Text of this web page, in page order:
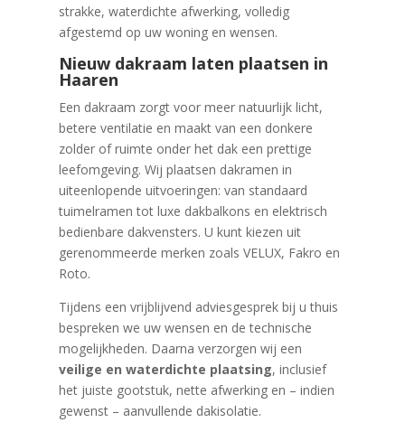
strakke, waterdichte afwerking, volledig
afgestemd op uw woning en wensen.
Nieuw dakraam laten plaatsen in
Haaren
Een dakraam zorgt voor meer natuurlijk licht,
betere ventilatie en maakt van een donkere
zolder of ruimte onder het dak een prettige
leefomgeving. Wij plaatsen dakramen in
uiteenlopende uitvoeringen: van standaard
tuimelramen tot luxe dakbalkons en elektrisch
bedienbare dakvensters. U kunt kiezen uit
gerenommeerde merken zoals VELUX, Fakro en
Roto.
Tijdens een vrijblijvend adviesgesprek bij u thuis
bespreken we uw wensen en de technische
mogelijkheden. Daarna verzorgen wij een
veilige en waterdichte plaatsing, inclusief
het juiste gootstuk, nette afwerking en – indien
gewenst – aanvullende dakisolatie.